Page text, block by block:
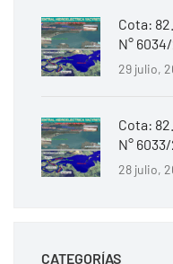
Cota:
N°
29 julio,
Cota:
N°
28 julio,
CATEGORÍAS